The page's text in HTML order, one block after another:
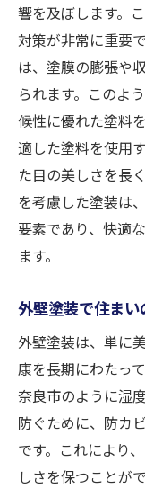
響を及ぼします。
対策が非常に重要
は、塗膜の膨張や
られます。このよ
候性に優れた塗料
適した塗料を使用
た目の美しさを長
を考慮した塗装は
要素であり、快適
ます。
外壁塗装で住ま
外壁塗装は、単に
康を長期にわたっ
奈良市のように湿
防ぐために、防カ
です。これにより
しさを保つことが